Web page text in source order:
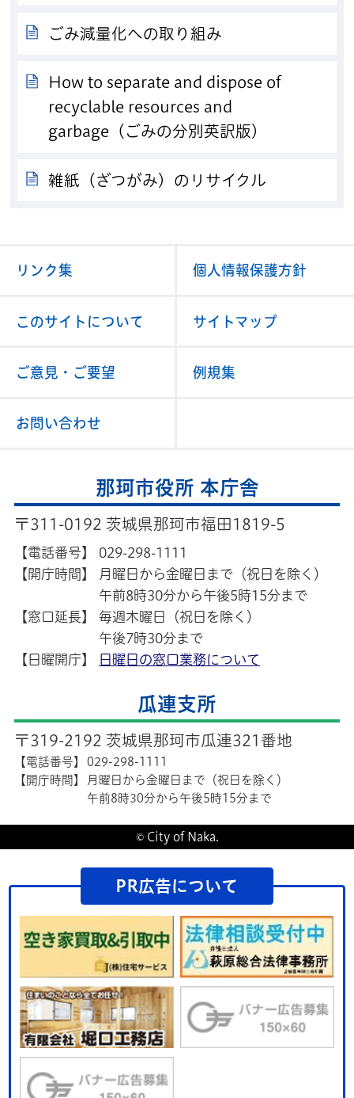
ごみ減量化への取り組み
How to separate and dispose of
recyclable resources and
garbage（ごみの分別英訳版）
雑紙（ざつがみ）のリサイクル
リンク集 個人情報保護方針
このサイトについて サイトマップ
ご意見・ご要望 例規集
お問い合わせ
那珂市役所 本庁舎
〒311-0192 茨城県那珂市福田1819-5
【電話番号】
029-298-1111
【開庁時間】
月曜日から金曜日まで（祝日を除く）
午前8時30分から午後5時15分まで
【窓口延長】
毎週木曜日（祝日を除く）
午後7時30分まで
【日曜開庁】
日曜日の窓口業務について
瓜連支所
〒319-2192 茨城県那珂市瓜連321番地
【電話番号】
029-298-1111
【開庁時間】
月曜日から金曜日まで（祝日を除く）
午前8時30分から午後5時15分まで
© City of Naka.
PR広告について